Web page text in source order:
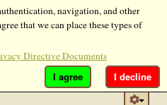
- Nem egy modern
navigation, and other
that we can place these types of
Directive Documents
I decline
I agree